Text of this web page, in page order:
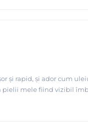
și rapid, și ador cum
pielii mele fiind vizibil